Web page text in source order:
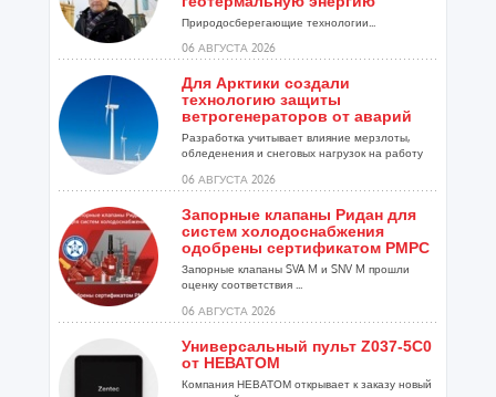
Природосберегающие технологии...
06 АВГУСТА 2026
Для Арктики создали
технологию защиты
ветрогенераторов от аварий
Разработка учитывает влияние мерзлоты,
обледенения и снеговых нагрузок на работу
06 АВГУСТА 2026
Запорные клапаны Ридан для
систем холодоснабжения
одобрены сертификатом РМРС
Запорные клапаны SVA M и SNV M прошли
оценку соответствия ...
06 АВГУСТА 2026
Универсальный пульт Z037-5C0
от НЕВАТОМ
Компания НЕВАТОМ открывает к заказу новый